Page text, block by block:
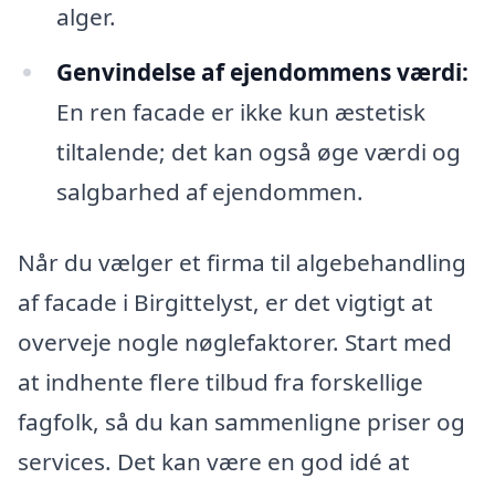
alger.
Genvindelse af ejendommens værdi:
En ren facade er ikke kun æstetisk
tiltalende; det kan også øge værdi og
salgbarhed af ejendommen.
Når du vælger et firma til algebehandling
af facade i Birgittelyst, er det vigtigt at
overveje nogle nøglefaktorer. Start med
at indhente flere tilbud fra forskellige
fagfolk, så du kan sammenligne priser og
services. Det kan være en god idé at